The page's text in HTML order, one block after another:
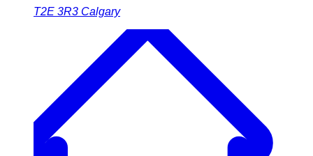
T2E 3R3 Calgary